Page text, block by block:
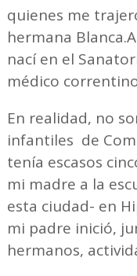
quienes me
hermana
nací en el
médico
En realidad, no
infantiles de
tenía escasos
mi madre a la
esta ciudad- en
mi padre inició,
hermanos,